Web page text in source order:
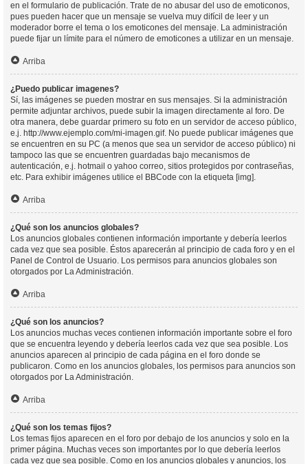
en el formulario de publicación. Trate de no abusar del uso de emoticonos,
pues pueden hacer que un mensaje se vuelva muy difícil de leer y un
moderador borre el tema o los emoticones del mensaje. La administración
puede fijar un límite para el número de emoticones a utilizar en un mensaje.
Arriba
¿Puedo publicar imagenes?
Sí, las imágenes se pueden mostrar en sus mensajes. Si la administración
permite adjuntar archivos, puede subir la imagen directamente al foro. De
otra manera, debe guardar primero su foto en un servidor de acceso público,
e.j. http://www.ejemplo.com/mi-imagen.gif. No puede publicar imágenes que
se encuentren en su PC (a menos que sea un servidor de acceso público) ni
tampoco las que se encuentren guardadas bajo mecanismos de
autenticación, e.j. hotmail o yahoo correo, sitios protegidos por contraseñas,
etc. Para exhibir imágenes utilice el BBCode con la etiqueta [img].
Arriba
¿Qué son los anuncios globales?
Los anuncios globales contienen información importante y debería leerlos
cada vez que sea posible. Éstos aparecerán al principio de cada foro y en el
Panel de Control de Usuario. Los permisos para anuncios globales son
otorgados por La Administración.
Arriba
¿Qué son los anuncios?
Los anuncios muchas veces contienen información importante sobre el foro
que se encuentra leyendo y debería leerlos cada vez que sea posible. Los
anuncios aparecen al principio de cada página en el foro donde se
publicaron. Como en los anuncios globales, los permisos para anuncios son
otorgados por La Administración.
Arriba
¿Qué son los temas fijos?
Los temas fijos aparecen en el foro por debajo de los anuncios y solo en la
primer página. Muchas veces son importantes por lo que debería leerlos
cada vez que sea posible. Como en los anuncios globales y anuncios, los